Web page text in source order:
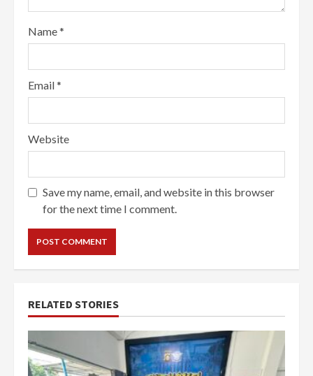
Name*
Email*
Website
Save my name, email, and website in this browser
for the next time I comment.
RELATED STORIES